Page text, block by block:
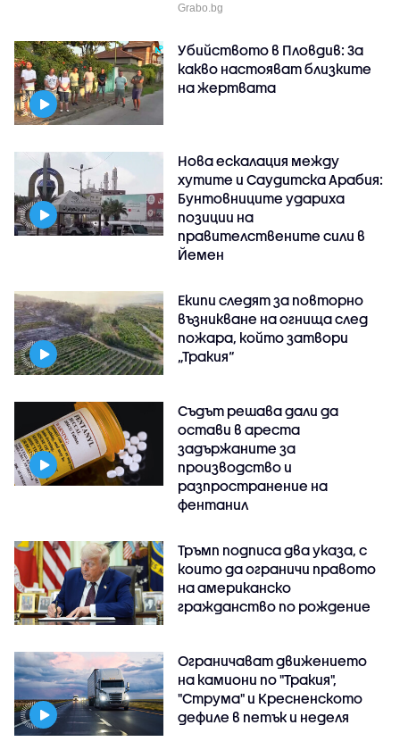
Grabo.bg
Убийството в Пловдив: За
какво настояват близките
на жертвата
Нова ескалация между
хутите и Саудитска Арабия:
Бунтовниците удариха
позиции на
правителствените сили в
Йемен
Екипи следят за повторно
възникване на огнища след
пожара, който затвори
„Тракия“
Съдът решава дали да
остави в ареста
задържаните за
производство и
разпространение на
фентанил
Тръмп подписа два указа, с
които да ограничи правото
на американско
гражданство по рождение
Ограничават движението
на камиони по "Тракия",
"Струма" и Кресненското
дефиле в петък и неделя